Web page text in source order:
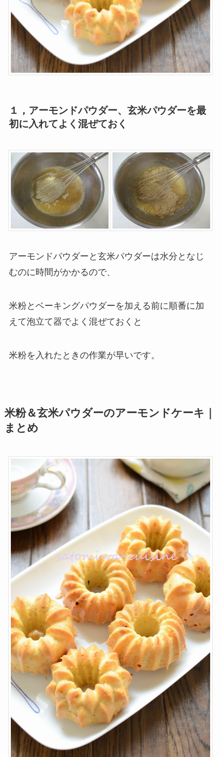
１，アーモンドパウダー、玄米パウダーを最
初に入れてよく混ぜておく
アーモンドパウダーと玄米パウダーは水分となじ
むのに時間がかかるので、
米粉とベーキングパウダーを加える前に順番に加
えて泡立て器でよく混ぜておくと
米粉を入れたときの作業が早いです。
米粉＆玄米パウダーのアーモンドケーキ｜
まとめ